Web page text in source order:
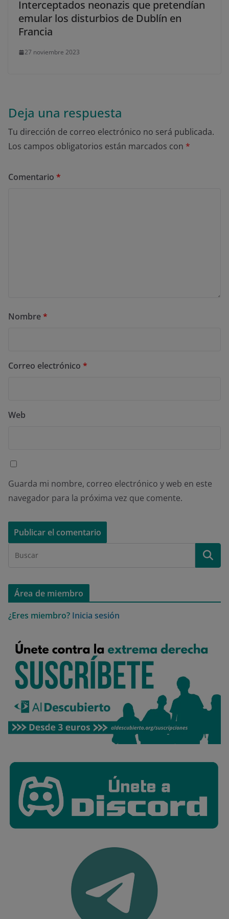
Interceptados neonazis que pretendían
emular los disturbios de Dublín en
Francia
27 noviembre 2023
Deja una respuesta
Tu dirección de correo electrónico no será publicada.
Los campos obligatorios están marcados con *
Comentario *
Nombre*
Correo electrónico *
Web
Guarda mi nombre, correo electrónico y web en este
navegador para la próxima vez que comente.
Área de miembro
¿Eres miembro? Inicia sesión